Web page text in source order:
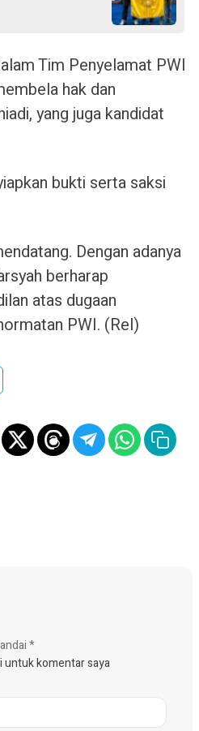
Tim Penyelamat PWI
hak dan
yang juga kandidat
bukti serta saksi
Dengan adanya
berharap
atas dugaan
PWI. (Rel)
*
untuk komentar saya